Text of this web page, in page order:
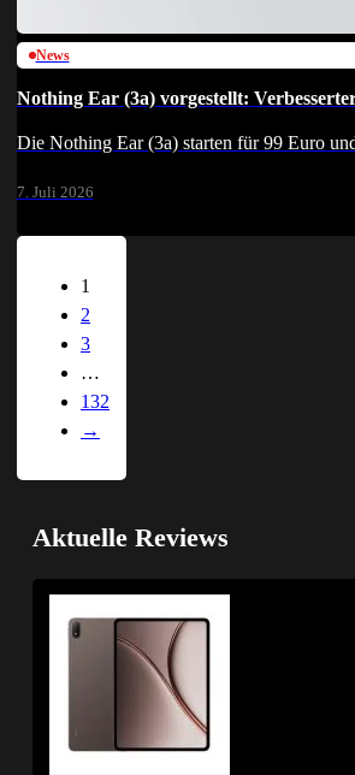
News
Nothing Ear (3a) vorgestellt:
Die Nothing Ear (3a) starten für 99 Euro
7. Juli 2026
1
2
3
…
132
→
Aktuelle Reviews